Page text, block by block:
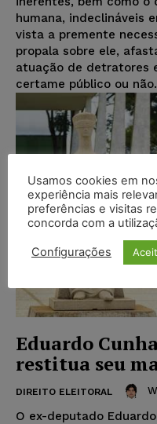
humana, indeclináveis
vista a premente
propala sobre ele,
atuação de detratores
certame público ou não.
Eduardo
restitua seu
DIREITO ELEITORAL
O ex-deputado
Usamos cookies em
experiência mais
preferências e visitas
concorda com a
Configurações